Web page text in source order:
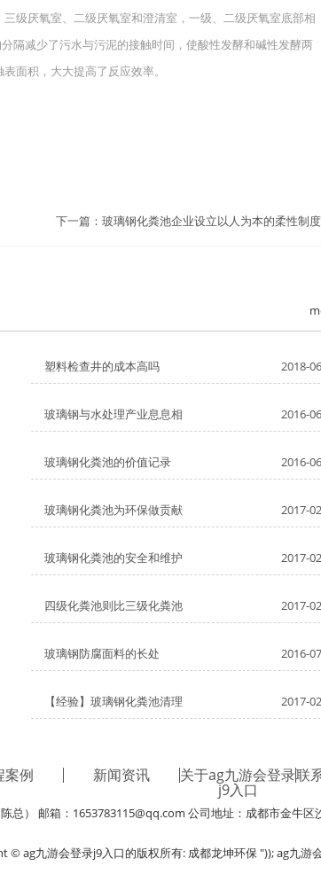
级厌氧室、二级厌氧室和澄清室，一级、二级厌氧室底部相
隔减少了污水与污泥的接触时间，使酸性发酵和碱性发酵两
面积，大大提高了反应效率。
下一篇： 玻璃钢化粪池企业设立以人为本的柔性制度
塑料检查井的成本高吗 2018-
玻璃钢与水处理产业息息相 2016-
玻璃钢化粪池的价值记录 2016-
玻璃钢化粪池为环保做贡献 2017-
玻璃钢化粪池的安全和维护 2017-
四级化粪池则比三级化粪池 2017-
玻璃钢防腐面料的长处 2016-
【经验】玻璃钢化粪池清理 2017-
案例 新闻资讯 关于ag九游会登录
j9入口
联
总） 邮箱： 1653783115@qq.com 公司地址：成都市金牛区
© ag九游会登录j9入口的版权所有: 成都龙坤环保 ")); ag九游